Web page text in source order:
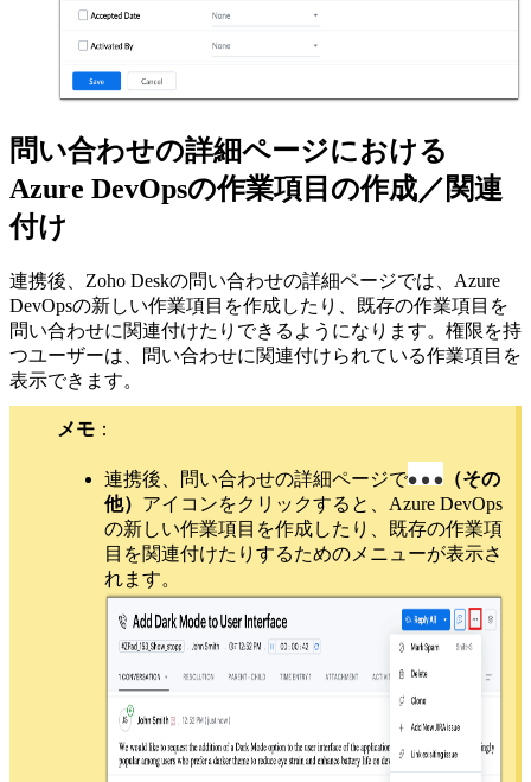
問い合わせの詳細ページにおける
Azure DevOpsの作業項目の作成／関連
付け
連携後、Zoho Deskの問い合わせの詳細ページでは、Azure
DevOpsの新しい作業項目を作成したり、既存の作業項目を
問い合わせに関連付けたりできるようになります。権限を持
つユーザーは、問い合わせに関連付けられている作業項目を
表示できます。
メモ ：
連携後、問い合わせの詳細ページで
（その
他） アイコンをクリックすると、Azure DevOps
の新しい作業項目を作成したり、既存の作業項
目を関連付けたりするためのメニューが表示さ
れます。